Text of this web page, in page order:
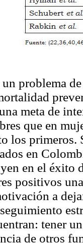
problema
meta de
que en
los primeros.
en
en el éxito
positivos
a
tener
de otros